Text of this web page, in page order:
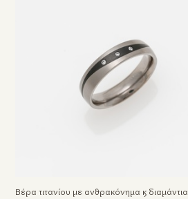
Βέρα τιτανίου με ανθρακόνημα & διαμάντια